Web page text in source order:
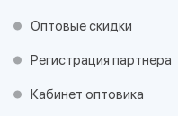
Оптовые скидки
Регистрация партнера
Кабинет оптовика